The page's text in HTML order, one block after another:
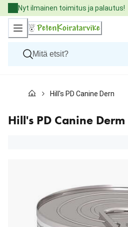
Skip
to
Content
Nyt ilmainen toimitus ja palautus!
Kissat
Eläinlääkäriruoat
Tuotemerkit
Hill's PD Canine Derm
Hill's PD Canine